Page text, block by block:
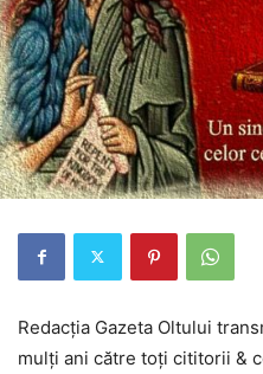
Redacția Gazeta Oltului
mulți ani către toți cititorii &